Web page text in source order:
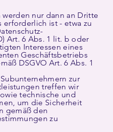
nur dann an Dritte
ist - etwa zu
Art. 6 Abs. 1 lit. b oder
Interessen eines
Geschäftsbetriebs
DSGVO Art. 6 Abs. 1
zur
treffen wir
technische und
um die Sicherheit
gemäß den
zu